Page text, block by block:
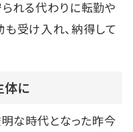
れる代わりに転勤や
受け入れ、納得して
体に
な時代となった昨今